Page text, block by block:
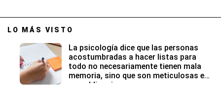
LO MÁS VISTO
La psicología dice que las personas
acostumbradas a hacer listas para
todo no necesariamente tienen mala
memoria, sino que son meticulosas en
sus obligaciones